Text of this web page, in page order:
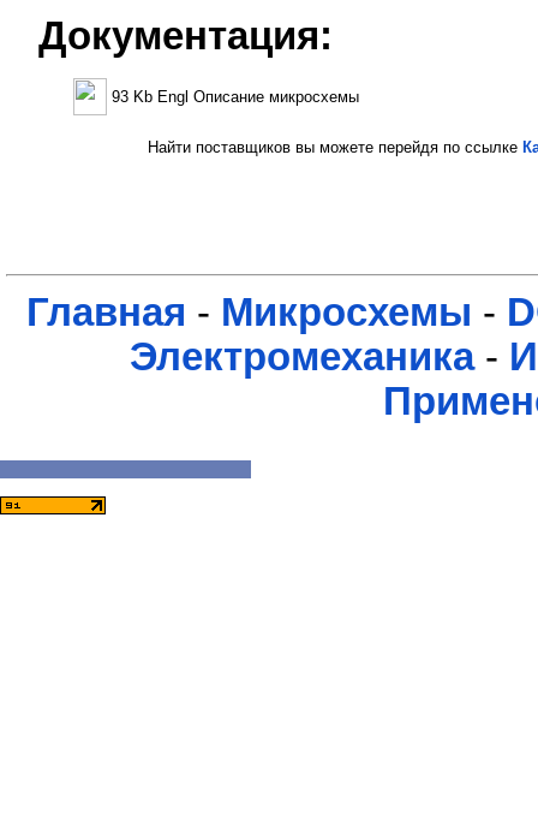
Документация:
93 Kb Engl Описание микросхемы
Найти поставщиков вы можете перейдя по ссылке
Главная - Микросхемы -
Электромеханика-